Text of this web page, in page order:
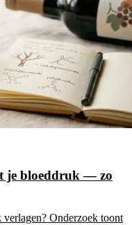
je bloeddruk — zo
Onderzoek toont